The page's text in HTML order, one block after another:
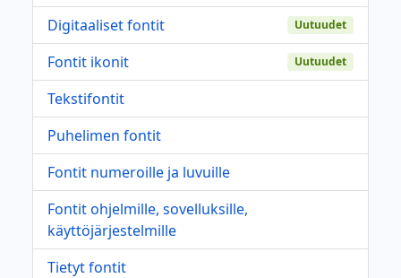
Digitaaliset fontit Uutuudet
Fontit ikonit Uutuudet
Tekstifontit
Puhelimen fontit
Fontit numeroille ja luvuille
Fontit ohjelmille, sovelluksille,
käyttöjärjestelmille
Tietyt fontit